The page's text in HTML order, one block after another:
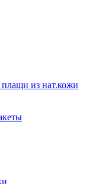
из нат.кожи